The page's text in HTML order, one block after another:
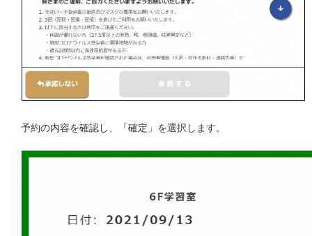
予約の内容を確認し、「確定」を選択します。